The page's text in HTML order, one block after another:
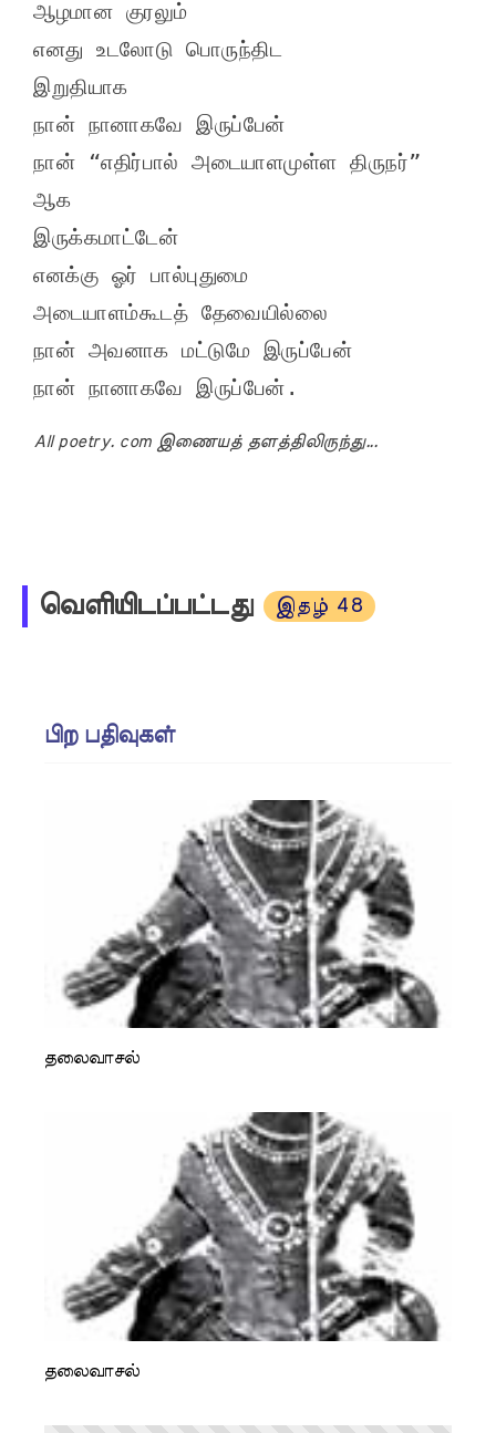
ஆழமான குரலும்
எனது உடலோடு பொருந்திட
இறுதியாக
நான் நானாகவே இருப்பேன்
நான் “எதிர்பால் அடையாளமுள்ள திருநர்”
ஆக
இருக்கமாட்டேன்
எனக்கு ஓர் பால்புதுமை
அடையாளம்கூடத் தேவையில்லை
நான் அவனாக மட்டுமே இருப்பேன்
All poetry. com இணையத் தளத்திலிருந்து...
வெளியிடப்பட்டது இதழ் 48
பிற பதிவுகள்
தலைவாசல்
தலைவாசல்